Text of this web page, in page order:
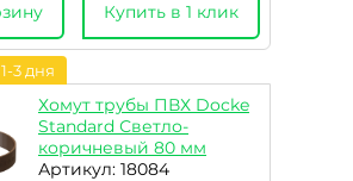
Купить в 1 клик
3 дня
Хомут трубы ПВХ Docke
Standard Светло-
коричневый 80 мм
Артикул: 18084